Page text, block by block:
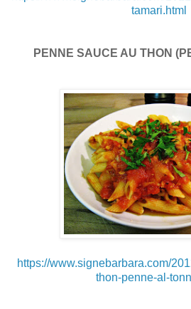
tamari.html
PENNE SAUCE AU THON
https://www.signebarbara.com/
thon-penne-al-